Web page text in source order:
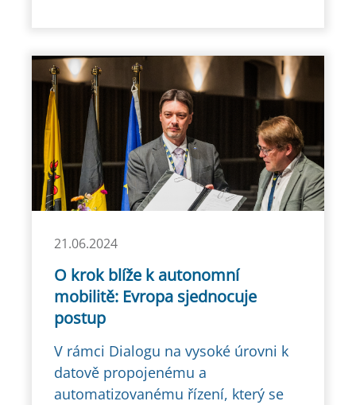
21.06.2024
O krok blíže k autonomní
mobilitě: Evropa sjednocuje
postup
V rámci Dialogu na vysoké úrovni k
datově propojenému a
automatizovanému řízení, který se